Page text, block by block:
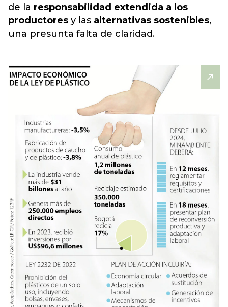
de la responsabilidad extendida a los
productores y las alternativas sostenibles,
una presunta falta de claridad.